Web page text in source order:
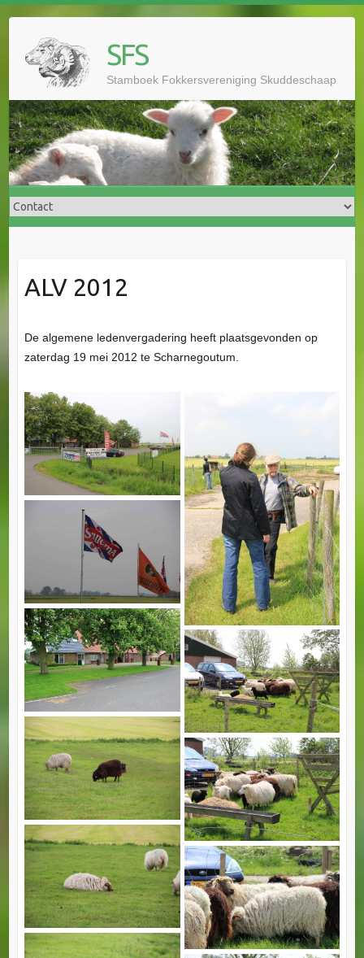
inhoud
SFS
Stamboek Fokkersvereniging Skuddeschaap
ALV 2012
De algemene ledenvergadering heeft plaatsgevonden op
zaterdag 19 mei 2012 te Scharnegoutum.